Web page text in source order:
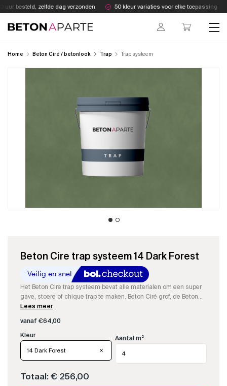
Skip
to
content
besteld, zelfde dag verzonden 50 kleur variaties voor elke toepassing
Beton Aparte
Home Beton Ciré / betonlook Trap Trap systeem
Beton Cire trap systeem 14 Dark Forest
Het Beton Cire trap systeem bevat alle materialen om een super
gave, stoere of chique trap te maken. Beton Ciré grof, de Beton
Cire fijn, de resin om aan te maken, kleurstof, impregneer en
Lees meer
vanaf €64,00
14 Dark Forest
Aantal m²
Totaal: € 256,00